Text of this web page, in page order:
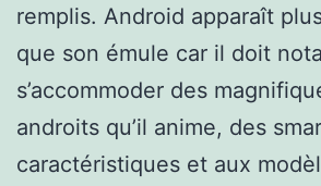
remplis. Android apparaît
que son émule car il doit
s’accommoder des
androits qu’il anime, des
caractéristiques et aux